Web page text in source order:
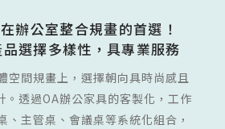
辦公室整合規畫的首選！
選擇多樣性，具專業服務
空間規畫上，選擇朝向具時尚感且
。透過OA辦公家具的客製化，工作
、主管桌、會議桌等系統化組合，